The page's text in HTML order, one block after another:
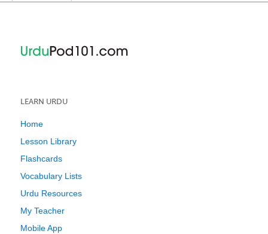
LEARN URDU
Home
Lesson Library
Flashcards
Vocabulary Lists
Urdu Resources
My Teacher
Mobile App